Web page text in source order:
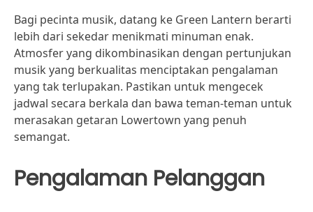
Bagi pecinta musik, datang ke Green Lantern berarti
lebih dari sekedar menikmati minuman enak.
Atmosfer yang dikombinasikan dengan pertunjukan
musik yang berkualitas menciptakan pengalaman
yang tak terlupakan. Pastikan untuk mengecek
jadwal secara berkala dan bawa teman-teman untuk
merasakan getaran Lowertown yang penuh
semangat.
Pengalaman Pelanggan